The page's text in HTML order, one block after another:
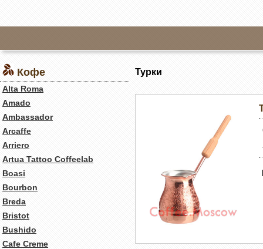
Кофе
Alta Roma
Amado
Ambassador
Arcaffe
Arriero
Artua Tattoo Coffeelab
Boasi
Bourbon
Breda
Bristot
Bushido
Cafe Creme
Турки